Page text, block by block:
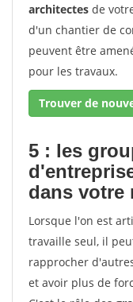
architectes de
d'un chantier de
peuvent être
pour les travaux.
Trouver de
5 : les
dans votre
Lorsque l'on est
travaille seul, il
rapprocher
et avoir plus de